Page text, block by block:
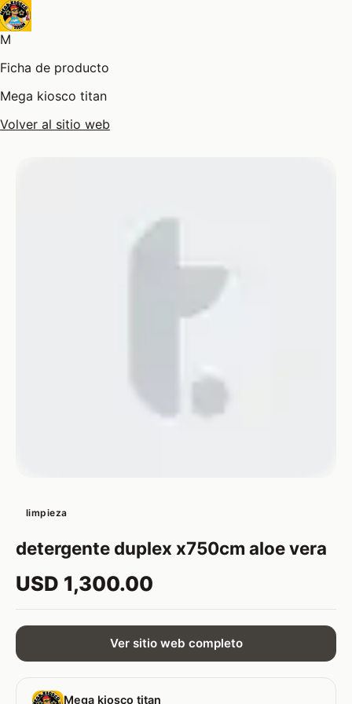
M
Ficha de producto
Mega kiosco titan
Volver al sitio web
limpieza
detergente duplex x750cm aloe vera
USD 1,300.00
Ver sitio web completo
Mega kiosco titan